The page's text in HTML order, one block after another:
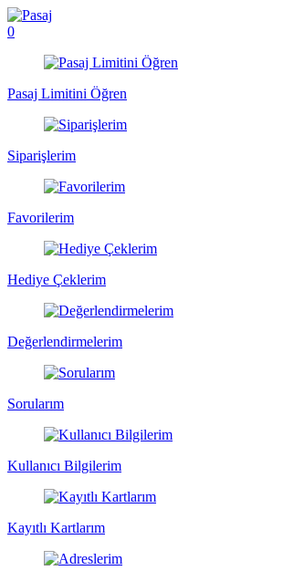
0
Pasaj Limitini Öğren
Siparişlerim
Favorilerim
Hediye Çeklerim
Değerlendirmelerim
Sorularım
Kullanıcı Bilgilerim
Kayıtlı Kartlarım